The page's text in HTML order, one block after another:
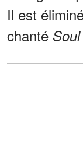
Il est
chanté